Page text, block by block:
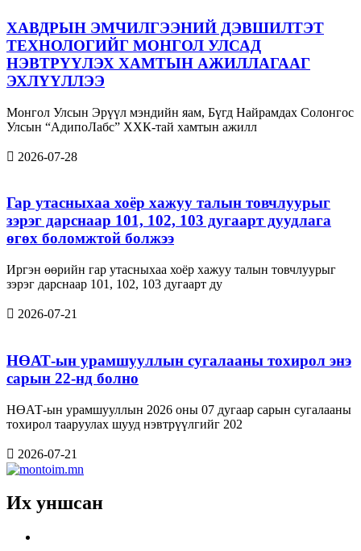
ХАВДРЫН ЭМЧИЛГЭЭНИЙ ДЭВШИЛТЭТ
ТЕХНОЛОГИЙГ МОНГОЛ УЛСАД
НЭВТРҮҮЛЭХ ХАМТЫН АЖИЛЛАГААГ
ЭХЛҮҮЛЛЭЭ
Монгол Улсын Эрүүл мэндийн яам, Бүгд Найрамдах Солонгос
Улсын “АдипоЛабс” ХХК-тай хамтын ажилл
2026-07-28
Гар утасныхаа хоёр хажуу талын товчлуурыг
зэрэг дарснаар 101, 102, 103 дугаарт дуудлага
өгөх боломжтой болжээ
Иргэн өөрийн гар утасныхаа хоёр хажуу талын товчлуурыг
зэрэг дарснаар 101, 102, 103 дугаарт ду
2026-07-21
НӨАТ-ын урамшууллын сугалааны тохирол энэ
сарын 22-нд болно
НӨАТ-ын урамшууллын 2026 оны 07 дугаар сарын сугалааны
тохирол тааруулах шууд нэвтрүүлгийг 202
2026-07-21
Их уншсан